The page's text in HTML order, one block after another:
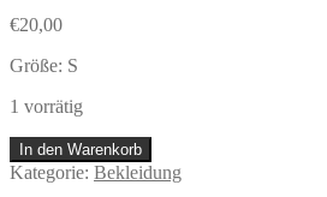
€20,00
Größe: S
1 vorrätig
In den Warenkorb
Kategorie: Bekleidung